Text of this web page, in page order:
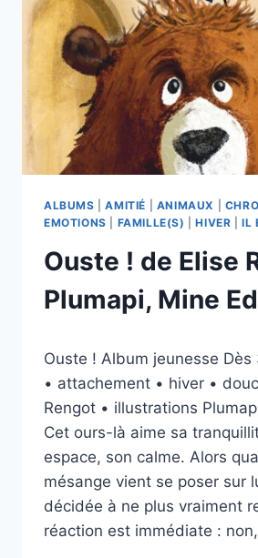
HEDON
ALBUMS |AMITIÉ ANIMAUX
EMOTIONS
FAMILLE(S) |HIVER |IL
Ouste ! de Elise
Plumapi, Mine
esther.vernier@gmail.com
Ouste ! Album jeunesse Dès
• attachement • hiver •
Rengot • illustrations
Cet ours-là aime sa
espace, son calme. Alors
mésange vient se poser sur
décidée à ne plus vraiment
réaction est immédiate :